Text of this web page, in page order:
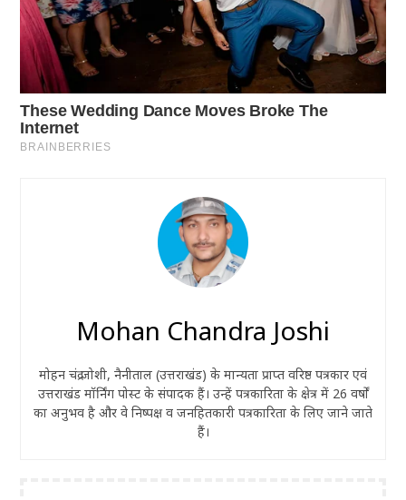
Mohan Chandra Joshi
मोहन चंद्र जोशी, नैनीताल (उत्तराखंड) के मान्यता प्राप्त वरिष्ठ पत्रकार एवं
उत्तराखंड मॉर्निंग पोस्ट के संपादक हैं। उन्हें पत्रकारिता के क्षेत्र में 26 वर्षों
का अनुभव है और वे निष्पक्ष व जनहितकारी पत्रकारिता के लिए जाने जाते
हैं।